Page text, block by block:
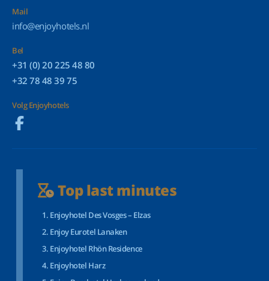
Mail
info@enjoyhotels.nl
Bel
+31 (0) 20 225 48 80
+32 78 48 39 75
Volg Enjoyhotels
Top last minutes
Enjoyhotel Des Vosges – Elzas
Enjoy Eurotel Lanaken
Enjoyhotel Rhön Residence
Enjoyhotel Harz